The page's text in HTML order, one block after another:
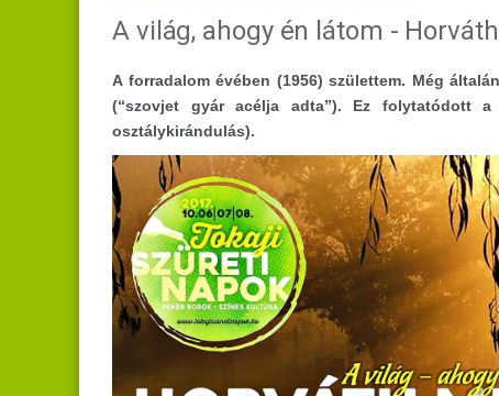
A világ, ahogy én látom -
A forradalom évében (1956) születtem. Még
(“szovjet gyár acélja adta”). Ez folytatódott
osztálykirándulás).